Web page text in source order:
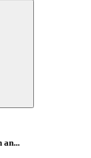
an...